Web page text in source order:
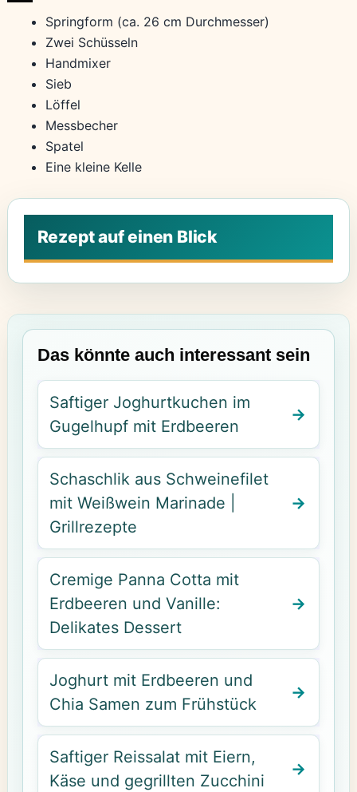
Springform (ca. 26 cm Durchmesser)
Zwei Schüsseln
Handmixer
Sieb
Löffel
Messbecher
Spatel
Eine kleine Kelle
Das könnte auch interessant sein
Saftiger Joghurtkuchen im
Gugelhupf mit Erdbeeren
Schaschlik aus Schweinefilet
mit Weißwein Marinade |
Grillrezepte
Cremige Panna Cotta mit
Erdbeeren und Vanille:
Delikates Dessert
Joghurt mit Erdbeeren und
Chia Samen zum Frühstück
Saftiger Reissalat mit Eiern,
Käse und gegrillten Zucchini